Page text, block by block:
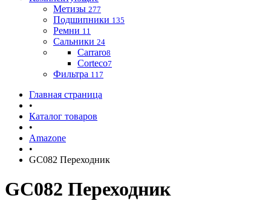
Метизы 277
Подшипники 135
Ремни 11
Сальники 24
Carraro8
Corteco7
Фильтра 117
Главная страница
•
Каталог товаров
•
Amazone
•
GC082 Переходник
GC082 Переходник